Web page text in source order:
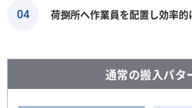
04 荷捌所へ作業員を配置し効率的
通常の搬入パタ